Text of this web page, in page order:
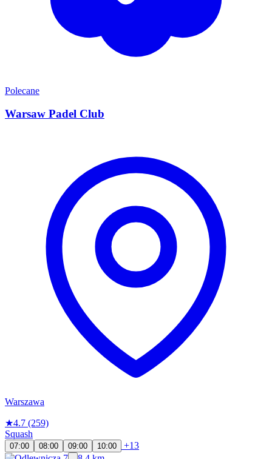
Polecane
Warsaw Padel Club
Warszawa
★4.7 (259)
Squash
07:00 08:00 09:00 10:00
+13